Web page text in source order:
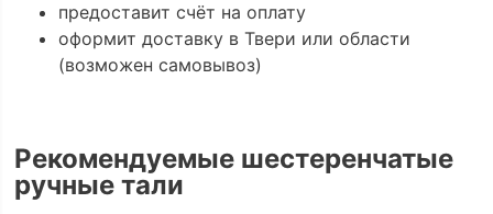
предоставит счёт на оплату
оформит доставку в Твери или области
(возможен самовывоз)
Рекомендуемые шестеренчатые
ручные тали